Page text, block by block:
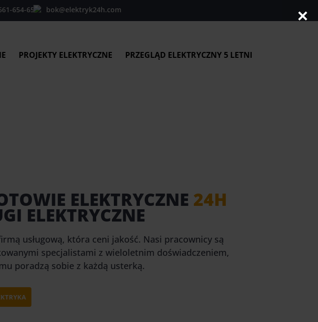
654-654 bok@elektryk24h.com
PROJEKTY ELEKTRYCZNE PRZEGLĄD ELEKTRYCZNY 5 LETNI
ELEKTRYCZNE 24H
ELEKTRYCZNE
usługową, która ceni jakość. Nasi pracownicy są
specjalistami z wieloletnim doświadczeniem,
poradzą sobie z każdą usterką.
×